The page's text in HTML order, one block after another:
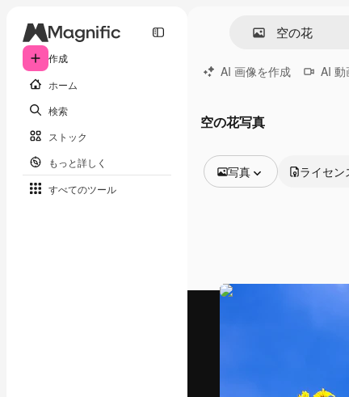
作成
ホーム
検索
ストック
もっと詳しく
すべてのツール
AI 画像を作成 AI 動
空の花写真
写真
動画
ライセン
最高のクリ